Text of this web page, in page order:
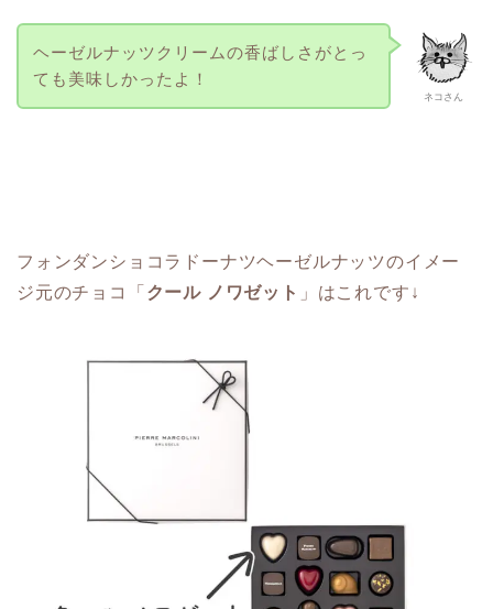
ネコさん
ヘーゼルナッツクリームの香ばしさがとっ
ても美味しかったよ！
フォンダンショコラドーナツヘーゼルナッツのイメー
ジ元のチョコ「 クール ノワゼット 」はこれです↓